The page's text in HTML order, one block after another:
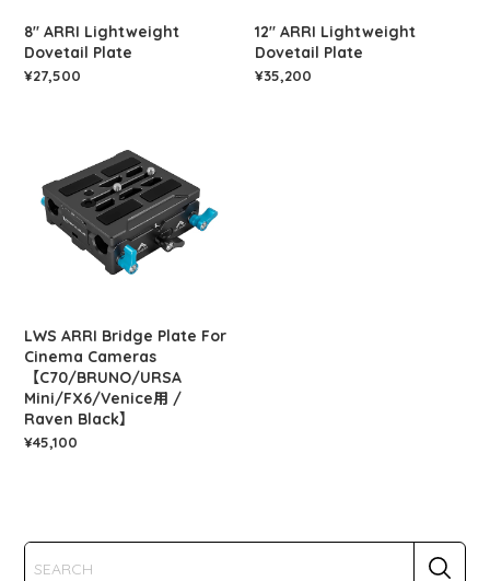
8" ARRI Lightweight
Dovetail Plate
¥27,500
12" ARRI Lightweight
Dovetail Plate
¥35,200
LWS ARRI Bridge Plate For
Cinema Cameras
【C70/BRUNO/URSA
Mini/FX6/Venice用 /
Raven Black】
¥45,100